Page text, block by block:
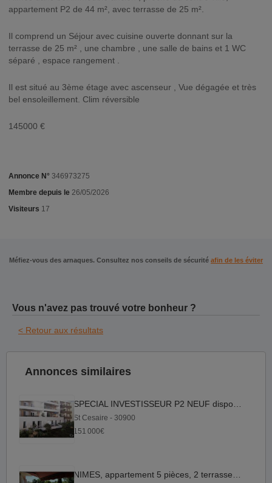
appartement P2 de 44 m², avec terrasse de 25 m².
Il comprend un Séjour avec cuisine ouverte donnant sur la
terrasse de 25 m² , une chambre , une salle de bains et 1 WC
séparé , espace rangement .
Il est situé au 3ème étage avec ascenseur , Vue dégagée et très
bel ensoleillement. Clim réversible
145000 €
Annonce N° 346973275
Membre depuis le 26/05/2026
Visiteurs 17
Méfiez-vous des arnaques. Consultez nos conseils de sécurité afin de les éviter
Vous n'avez pas trouvé votre bonheur ?
< Retour aux résultats
Annonces similaires
St Cesaire - 30900
151 000€